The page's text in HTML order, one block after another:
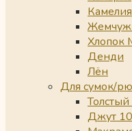
Камелия
Хлопок
Денди
Лён
Для сумок/
Джут